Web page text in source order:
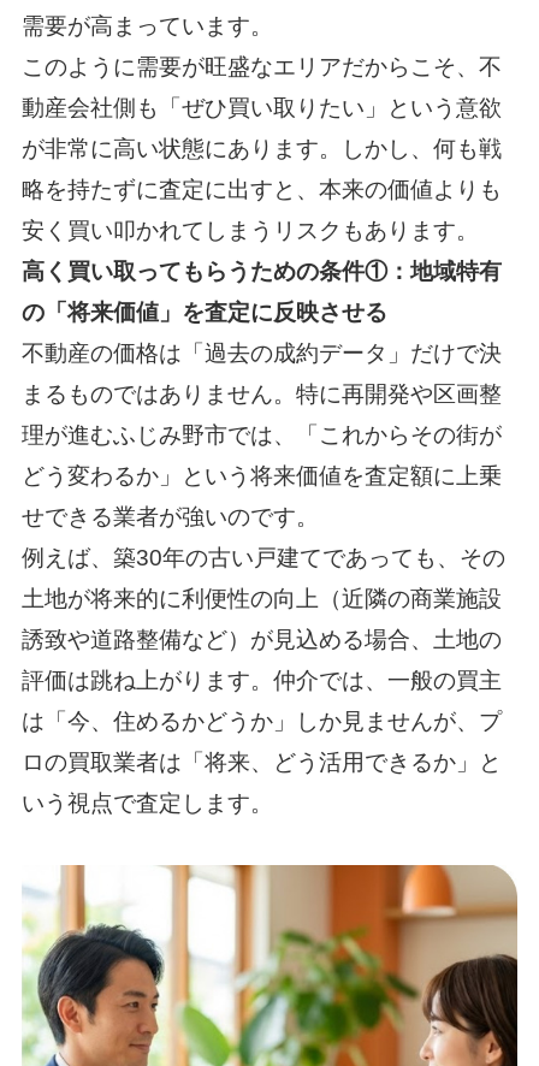
需要が高まっています。
このように需要が旺盛なエリアだからこそ、不
動産会社側も「ぜひ買い取りたい」という意欲
が非常に高い状態にあります。しかし、何も戦
略を持たずに査定に出すと、本来の価値よりも
安く買い叩かれてしまうリスクもあります。
高く買い取ってもらうための条件①：地域特有
の「将来価値」を査定に反映させる
不動産の価格は「過去の成約データ」だけで決
まるものではありません。特に再開発や区画整
理が進むふじみ野市では、「これからその街が
どう変わるか」という将来価値を査定額に上乗
せできる業者が強いのです。
例えば、築30年の古い戸建てであっても、その
土地が将来的に利便性の向上（近隣の商業施設
誘致や道路整備など）が見込める場合、土地の
評価は跳ね上がります。仲介では、一般の買主
は「今、住めるかどうか」しか見ませんが、プ
ロの買取業者は「将来、どう活用できるか」と
いう視点で査定します。